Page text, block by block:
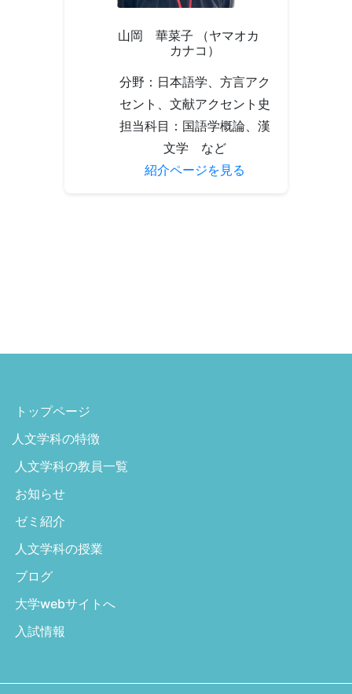
山岡 華菜子 （ヤマオカ
カナコ）
分野：日本語学、方言アク
セント、文献アクセント史
担当科目：国語学概論、漢
文学 など
紹介ページを見る
トップページ
人文学科の特徴
人文学科の教員一覧
お知らせ
ゼミ紹介
人文学科の授業
ブログ
大学webサイトへ
入試情報